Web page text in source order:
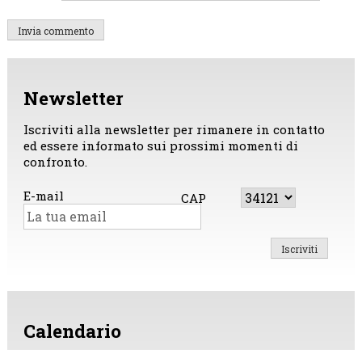
Newsletter
Iscriviti alla newsletter per rimanere in contatto
ed essere informato sui prossimi momenti di
confronto.
E-mail CAP
Calendario